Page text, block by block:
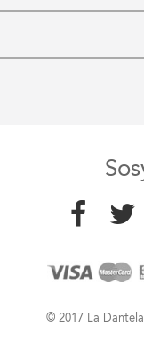
© 2017 La Dantela